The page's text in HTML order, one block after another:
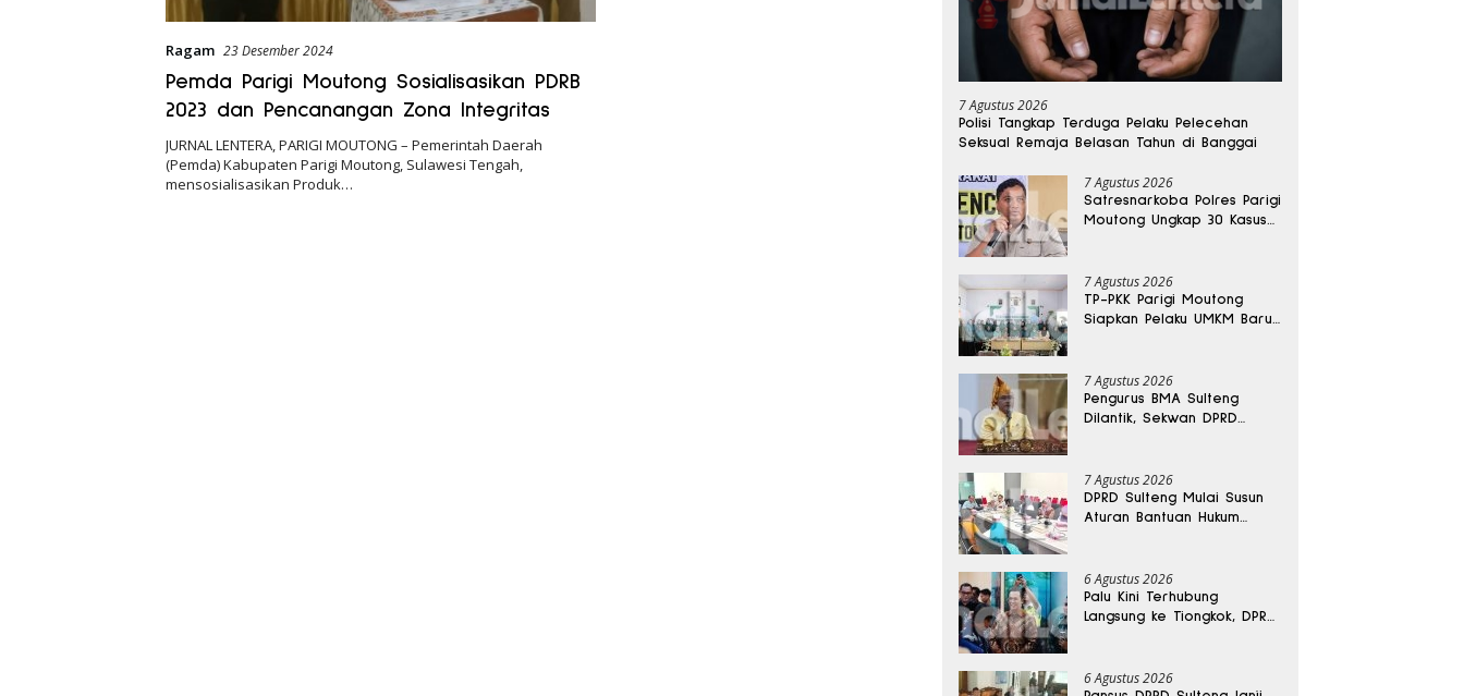
Ragam 23 Desember 2024
Pemda Parigi Moutong Sosialisasikan PDRB
2023 dan Pencanangan Zona Integritas
JURNAL LENTERA, PARIGI MOUTONG – Pemerintah Daerah
(Pemda) Kabupaten Parigi Moutong, Sulawesi Tengah,
mensosialisasikan Produk…
7 Agustus 2026
Polisi Tangkap Terduga Pelaku Pelecehan
Seksual Remaja Belasan Tahun di Banggai
7 Agustus 2026
Satresnarkoba Polres Parigi
Moutong Ungkap 30 Kasus
7 Agustus 2026
TP-PKK Parigi Moutong
Siapkan Pelaku UMKM Baru
7 Agustus 2026
Pengurus BMA Sulteng
Dilantik, Sekwan DPRD
7 Agustus 2026
DPRD Sulteng Mulai Susun
Aturan Bantuan Hukum
6 Agustus 2026
Palu Kini Terhubung
Langsung ke Tiongkok, DPRD
6 Agustus 2026